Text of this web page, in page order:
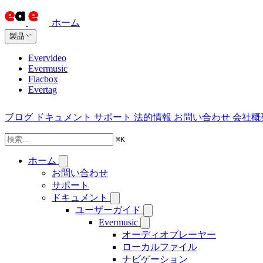
ホーム
製品
Evervideo
Evermusic
Flacbox
Evertag
ブログ ドキュメント サポート 法的情報 お問い合わせ 会社概
⌘K
ホーム
お問い合わせ
サポート
ドキュメント
ユーザーガイド
Evermusic
オーディオプレーヤー
ローカルファイル
ナビゲーション